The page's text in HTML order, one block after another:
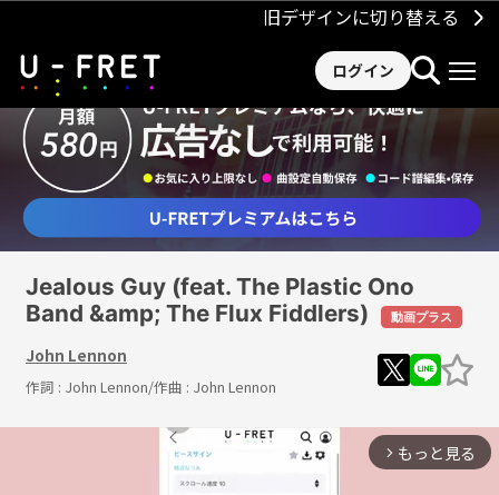
旧デザインに切り替える
ログイン
Jealous Guy (feat. The Plastic Ono
Band &amp; The Flux Fiddlers)
動画プラス
John Lennon
作詞 : John Lennon/作曲 : John Lennon
arrow_forward_ios もっと見る